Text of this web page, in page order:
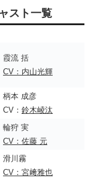
スト一覧
霞流 括
CV：内山光輝
柄本 成彦
CV： 鈴木崚汰
輪狩 実
CV：佐藤 元
滑川霧
CV：宮﨑雅也